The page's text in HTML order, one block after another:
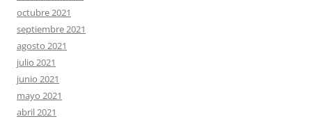
octubre 2021
septiembre 2021
agosto 2021
julio 2021
junio 2021
mayo 2021
abril 2021